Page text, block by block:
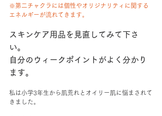
※第二チャクラには個性やオリジナリティに関する
エネルギーが流れてきます。
スキンケア用品を見直してみて下さ
い。
自分のウィークポイントがよく分かり
ます。
私は小学3年生から肌荒れとオイリー肌に悩まされて
きました。